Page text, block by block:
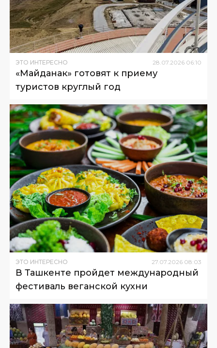
ЭТО ИНТЕРЕСНО 28.07.2026 06:10
«Майданак» готовят к приему
туристов круглый год
ЭТО ИНТЕРЕСНО 27.07.2026 08:03
В Ташкенте пройдет международный
фестиваль веганской кухни